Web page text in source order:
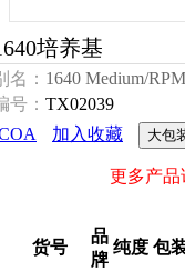
培养基
名： 1640 Medium/
号： TX02039
加入收藏 大包
更多产品
货号
品
牌
纯度 包